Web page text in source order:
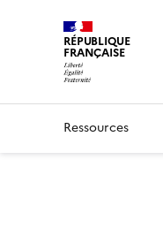
Mission
RÉPUBLIQUE
FRANÇAISE
Ressources